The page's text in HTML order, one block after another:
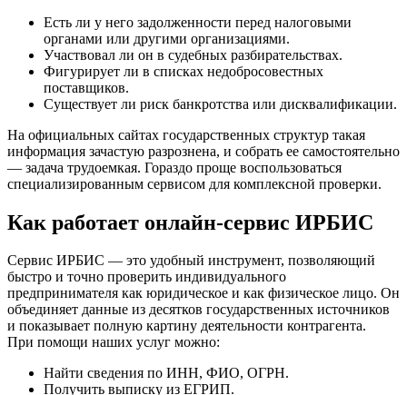
Есть ли у него задолженности перед налоговыми
органами или другими организациями.
Участвовал ли он в судебных разбирательствах.
Фигурирует ли в списках недобросовестных
поставщиков.
Существует ли риск банкротства или дисквалификации.
На официальных сайтах государственных структур такая
информация зачастую разрознена, и собрать ее самостоятельно
— задача трудоемкая. Гораздо проще воспользоваться
специализированным сервисом для комплексной проверки.
Как работает онлайн-сервис ИРБИС
Сервис ИРБИС — это удобный инструмент, позволяющий
быстро и точно проверить индивидуального
предпринимателя как юридическое и как физическое лицо. Он
объединяет данные из десятков государственных источников
и показывает полную картину деятельности контрагента.
При помощи наших услуг можно:
Найти сведения по ИНН, ФИО, ОГРН.
Получить выписку из ЕГРИП.